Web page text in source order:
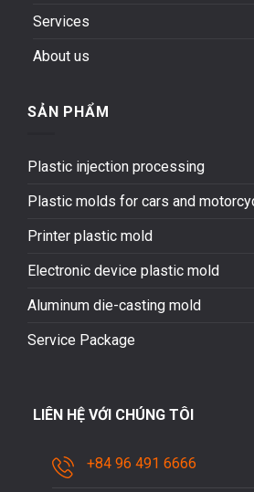
Services
About us
SẢN PHẨM
Plastic injection processing
Plastic molds for cars and
Printer plastic mold
Electronic device plastic mold
Aluminum die-casting mold
Service Package
LIÊN HỆ VỚI CHÚNG TÔI
+84 96 491 6666